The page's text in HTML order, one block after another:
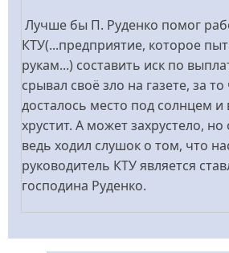
Лучше бы П. Руденко помог
КТУ(...предприятие, которое
рукам...) составить иск по
срывал своё зло на газете, за
досталось место под солнцем и
хрустит. А может захрустело,
ведь ходил слушок о том, что
руководитель КТУ является
господина Руденко.